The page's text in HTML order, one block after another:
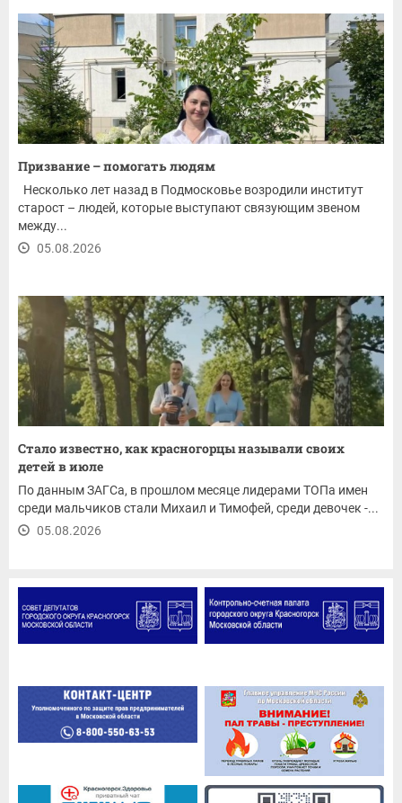
Призвание – помогать людям
Несколько лет назад в Подмосковье возродили институт
старост – людей, которые выступают связующим звеном
между...
05.08.2026
Стало известно, как красногорцы называли своих
детей в июле
По данным ЗАГСа, в прошлом месяце лидерами ТОПа имен
среди мальчиков стали Михаил и Тимофей, среди девочек -...
05.08.2026